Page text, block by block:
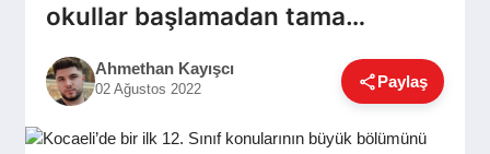
okullar başlamadan tama…
Ahmethan Kayışcı
02 Ağustos 2022 Paylaş